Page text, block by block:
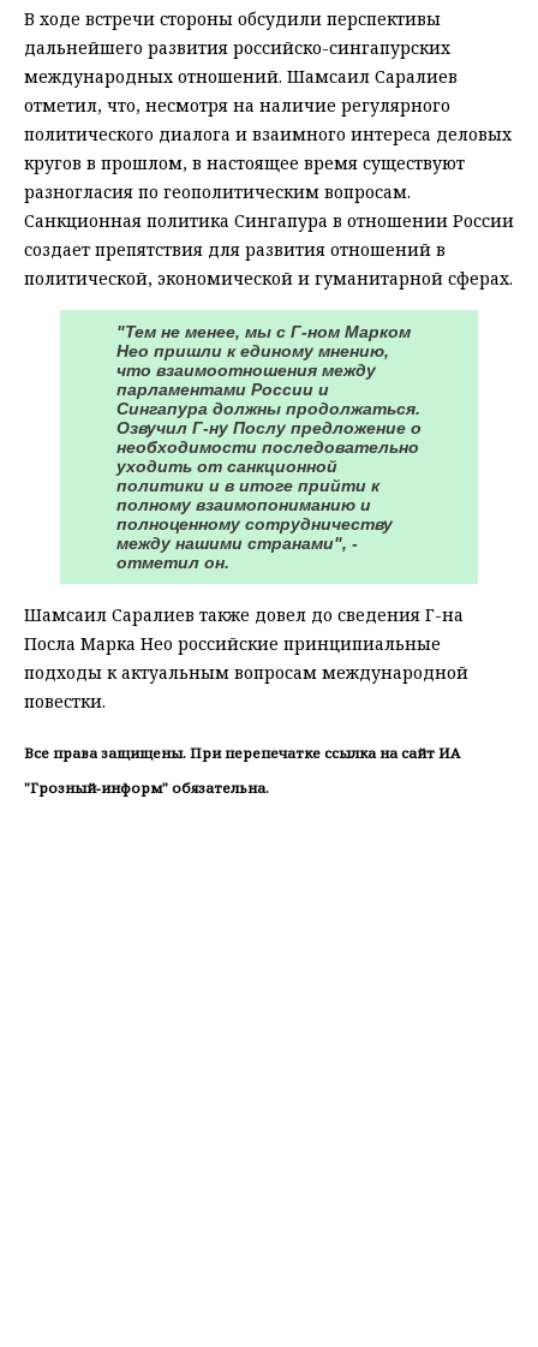
В ходе встречи стороны обсудили перспективы
дальнейшего развития российско-сингапурских
международных отношений. Шамсаил Саралиев
отметил, что, несмотря на наличие регулярного
политического диалога и взаимного интереса деловых
кругов в прошлом, в настоящее время существуют
разногласия по геополитическим вопросам.
Санкционная политика Сингапура в отношении России
создает препятствия для развития отношений в
политической, экономической и гуманитарной сферах.
"Тем не менее, мы с Г-ном Марком
Нео пришли к единому мнению,
что взаимоотношения между
парламентами России и
Сингапура должны продолжаться.
Озвучил Г-ну Послу предложение о
необходимости последовательно
уходить от санкционной
политики и в итоге прийти к
полному взаимопониманию и
полноценному сотрудничеству
между нашими странами", -
отметил он.
Шамсаил Саралиев также довел до сведения Г-на
Посла Марка Нео российские принципиальные
подходы к актуальным вопросам международной
повестки.
Все права защищены. При перепечатке ссылка на сайт ИА
"Грозный-информ" обязательна.